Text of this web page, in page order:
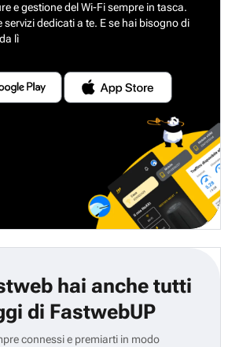
e gestione del Wi-Fi sempre in tasca.
servizi dedicati a te. E se hai bisogno di
lì
hai anche tutti
di FastwebUP
connessi e premiarti in modo